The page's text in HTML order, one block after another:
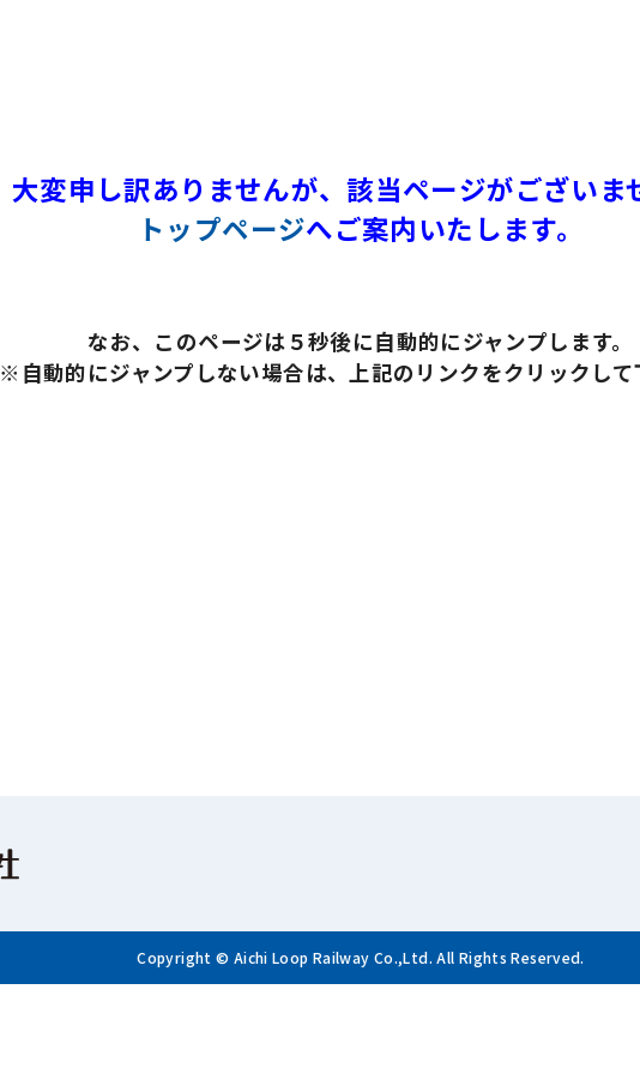
大変申し訳ありませんが、該当ページがございま
トップページへご案内いたします。
なお、このページは５秒後に自動的にジャンプします。
※自動的にジャンプしない場合は、上記のリンクをクリックして
Copyright © Aichi Loop Railway Co.,Ltd. All Rights Reserved.